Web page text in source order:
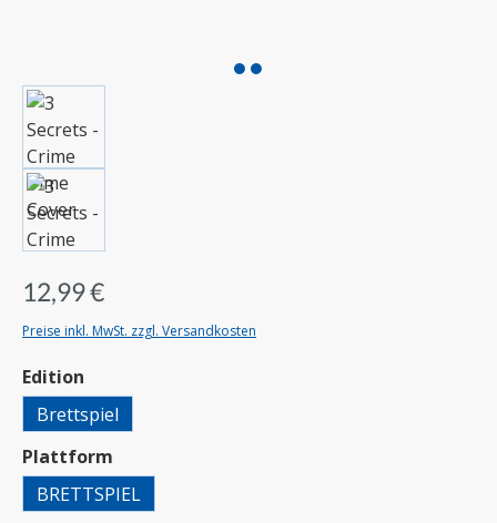
12,99 €
Preise inkl. MwSt. zzgl. Versandkosten
Edition
Brettspiel
Plattform
BRETTSPIEL